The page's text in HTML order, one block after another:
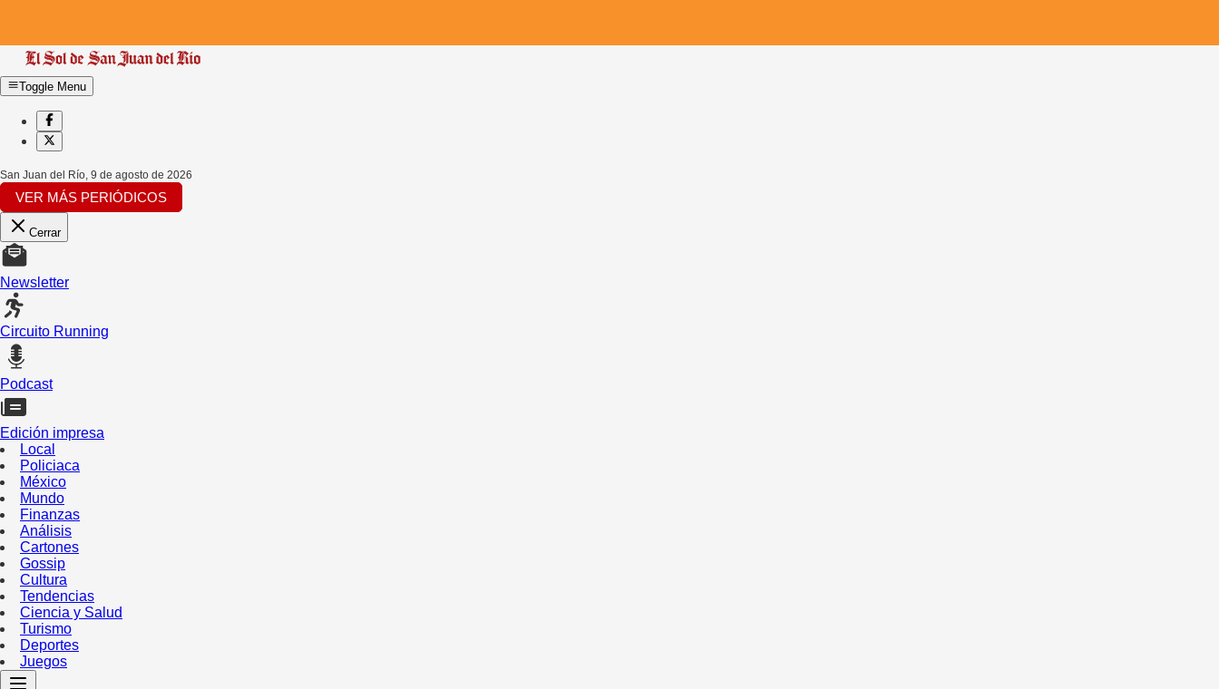
Toggle Menu
San Juan del Río, 9 de agosto de 2026
VER MÁS PERIÓDICOS
Cerrar
Newsletter
Circuito Running
Podcast
Edición impresa
Local
Policiaca
México
Mundo
Finanzas
Análisis
Cartones
Gossip
Cultura
Tendencias
Ciencia y Salud
Turismo
Deportes
Juegos